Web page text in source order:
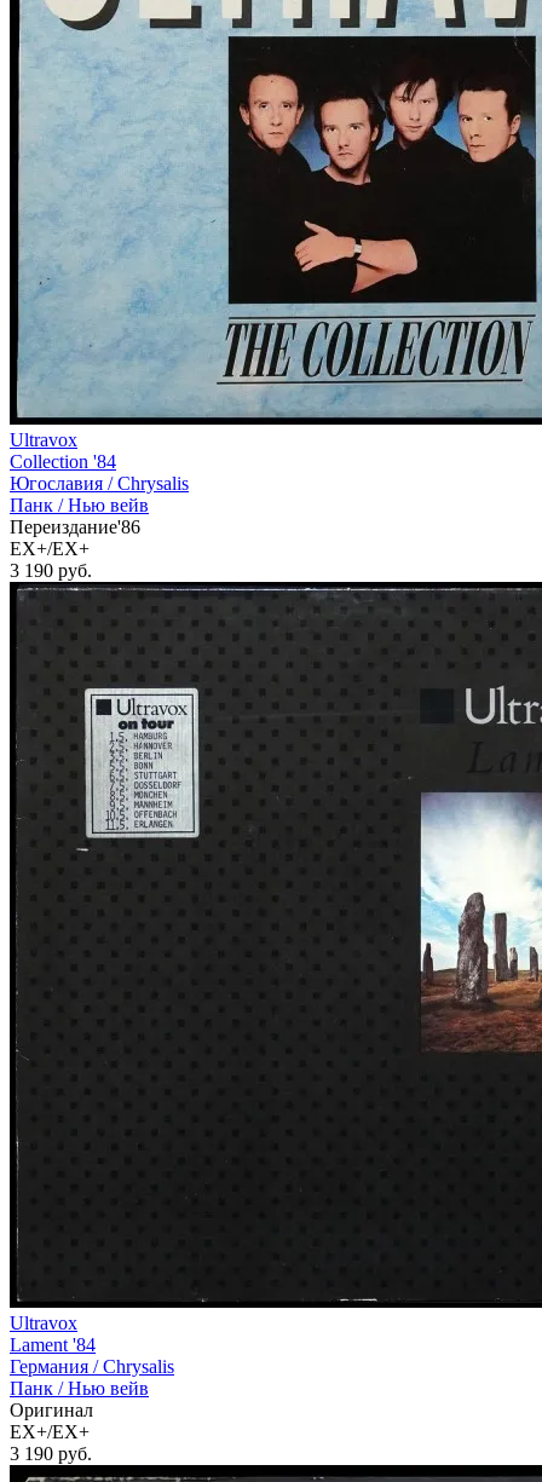
Ultravox
Collection '84
Югославия /Chrysalis
Панк / Нью вейв
Переиздание'86
EX+/EX+
3 190 руб.
Ultravox
Lament '84
Германия /Chrysalis
Панк / Нью вейв
Оригинал
EX+/EX+
3 190 руб.